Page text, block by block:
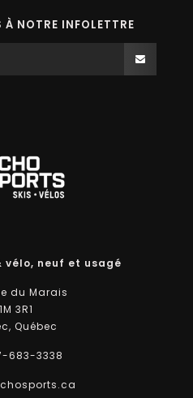
NOTRE INFOLETTRE
vélo, neuf et usagé
du Marais
3R1
Québec
683-3338